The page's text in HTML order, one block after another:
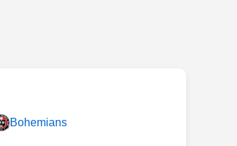
Bohemians